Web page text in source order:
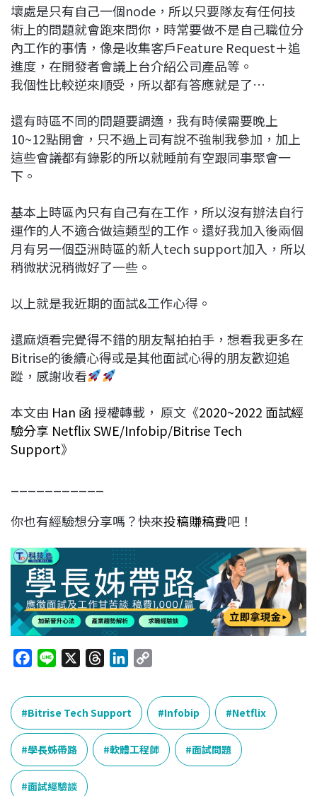
壞處是只有自己一個node，所以只要隊友有任何技
術上的問題就會跑來問你，時常要做不是自己職位分
內工作的事情，像是收集客戶Feature Request＋追
進度，在開發者會議上台介紹公司產品等。
我個性比較逆來順受，所以都有答應就是了…
還有時區不同的問題要調適，我有時候需要晚上
10~12點開會，只不過上司有說不強制我參加，加上
這些會議都有錄影的所以就睡前有空跟同事聚會一
下。
基本上時區內只有自己有在工作，所以沒有辦法自行
運作的人不適合做這類型的工作。還好我加入後兩個
月有另一個亞洲時區的新人tech support加入，所以
稍微狀況稍微好了一些。
以上就是我近期的面試&工作心得。
還麻煩看完覺得不錯的朋友幫拍拍手，想看我更多在
Bitrise的後續心得或是其他面試心得的朋友歡迎追
蹤，感謝收看
本文由 Han 函授權轉載， 原文《2020~2022 面試經
驗分享 Netflix SWE/Infobip/Bitrise Tech
Support》
你也有經驗想分享嗎？快來投稿賺稿費吧！
c
e
b
o
o
k
n
e
r
e
a
d
s
n
k
e
d
I
p
L
i
n
Bitrise Tech Support Infobip Netflix
學長姊帶路 軟體工程師 面試問題
面試經驗談